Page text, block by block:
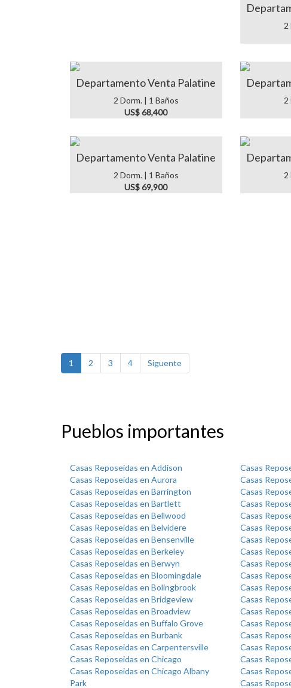
2
Departamento Venta Palatine
2 Dorm. | 1 Baños
US$ 68,400
2
Departamento Venta Palatine
2 Dorm. | 1 Baños
US$ 69,900
2
1 2 3 4 Siguente
Pueblos importantes
Casas Reposeidas en Addison
Casas Reposeidas en Aurora
Casas Reposeidas en Barrington
Casas Reposeidas en Bartlett
Casas Reposeidas en Bellwood
Casas Reposeidas en Belvidere
Casas Reposeidas en Bensenville
Casas Reposeidas en Berkeley
Casas Reposeidas en Berwyn
Casas Reposeidas en Bloomingdale
Casas Reposeidas en Bolingbrook
Casas Reposeidas en Bridgeview
Casas Reposeidas en Broadview
Casas Reposeidas en Buffalo Grove
Casas Reposeidas en Burbank
Casas Reposeidas en Carpentersville
Casas Reposeidas en Chicago
Casas Reposeidas en Chicago Albany
Park
Casas
Casas
Casas
Casas
Casas
Casas
Casas
Casas
Casas
Casas
Casas
Casas
Casas
Casas
Casas
Casas
Casas
Casas
Casas